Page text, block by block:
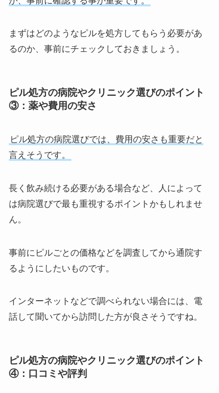
まずはどのようなピルを処方してもらう必要があ
るのか、事前にチェックしておきましょう。
ピル処方の病院やクリニック選びのポイント
③：薬や費用の安さ
ピル処方の病院選びでは、費用の安さも重要だと
言えそうです。
長く飲み続ける必要がある場合など、人によって
は病院選びで最も重視するポイントかもしれませ
ん。
事前にピルごとの価格などを調査してから通院す
るようにしたいものです。
インターネットなどで調べられない場合には、電
話して聞いてから訪問した方が良さそうですね。
ピル処方の病院やクリニック選びのポイント
④：口コミや評判